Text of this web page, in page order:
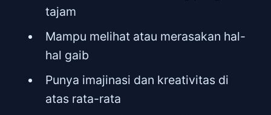
tajam
Mampu melihat atau merasakan hal-
hal gaib
Punya imajinasi dan kreativitas di
atas rata-rata